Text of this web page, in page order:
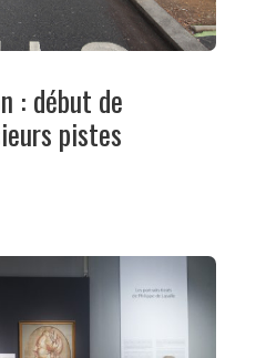
: début de
pistes